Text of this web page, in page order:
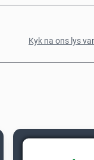
Kyk na ons lys